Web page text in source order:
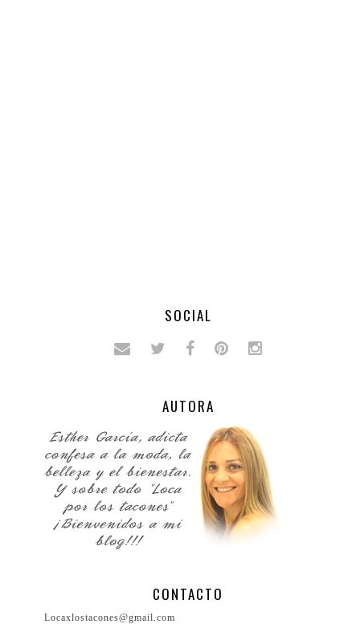
SOCIAL
AUTORA
CONTACTO
Locaxlostacones@gmail.com